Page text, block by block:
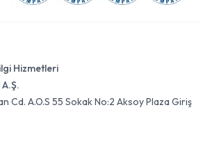
Hizmetleri
Cd. A.O.S 55 Sokak No:2 Aksoy Plaza Giriş